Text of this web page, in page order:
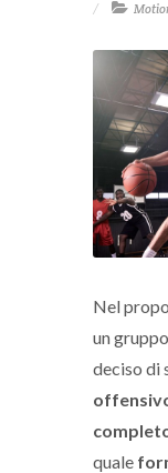
Nel
un
deciso di
quale